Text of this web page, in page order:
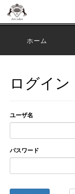
ホーム
ログイン
ユーザ名
パスワード